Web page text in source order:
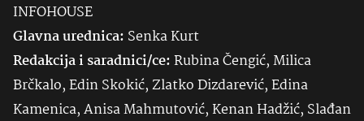
INFOHOUSE
Glavna urednica: SenkaKurt
Redakcija i saradnici/ce:Rubina Čengić, Milica
Brčkalo, Edin Skokić, Zlatko Dizdarević, Edina
Kamenica, Anisa Mahmutović, Kenan Hadžić, Slađan